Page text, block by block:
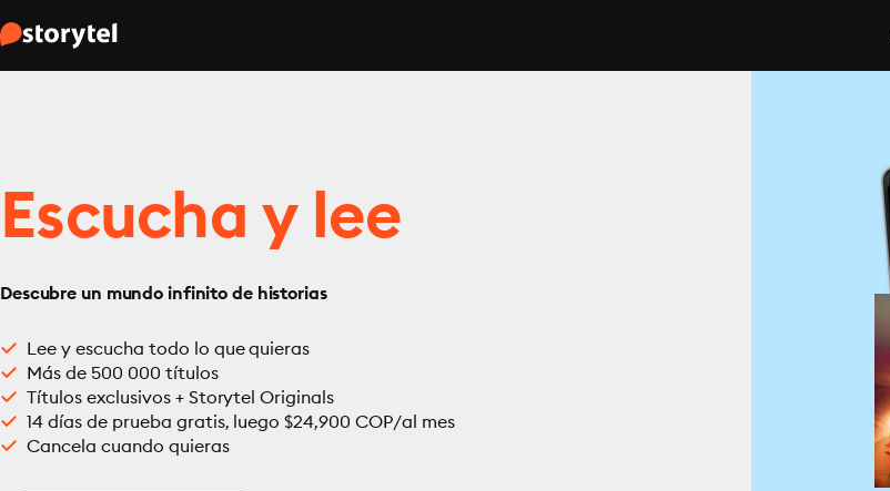
Escucha y lee
Descubre un mundo infinito de historias
Lee y escucha todo lo que quieras
Más de 500 000 títulos
Títulos exclusivos + Storytel Originals
14 días de prueba gratis, luego $24,900 COP/al mes
Cancela cuando quieras